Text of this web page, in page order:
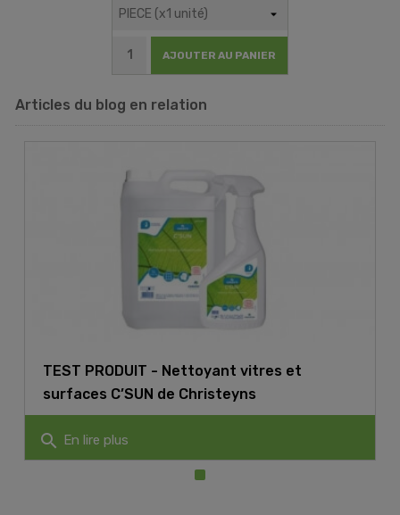
AJOUTER AU PANIER
Articles du blog en relation
TEST PRODUIT - Nettoyant vitres et
surfaces C’SUN de Christeyns
search En lire plus